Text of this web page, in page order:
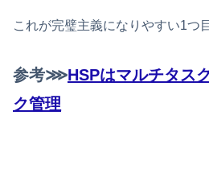
これが完璧主義になりやすい1つ
参考⋙HSPはマルチタス
ク管理